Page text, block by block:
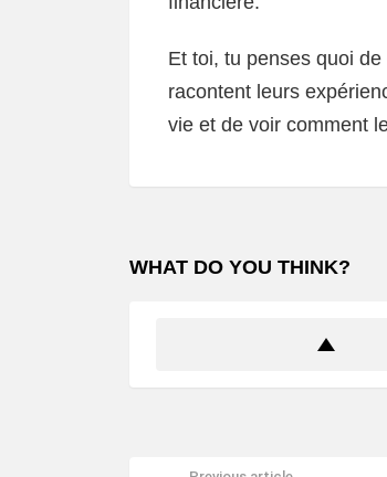
Et toi, tu penses quoi
racontent leurs
vie et de voir comment
WHAT DO YOU THINK?